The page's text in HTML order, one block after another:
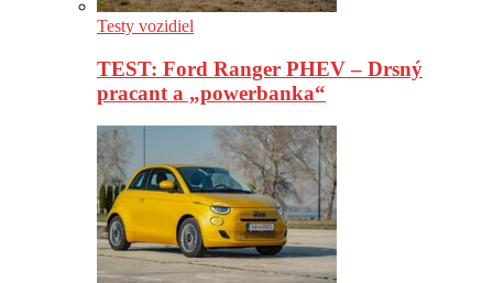
Testy vozidiel
TEST: Ford Ranger PHEV – Drsný
pracant a „powerbanka“